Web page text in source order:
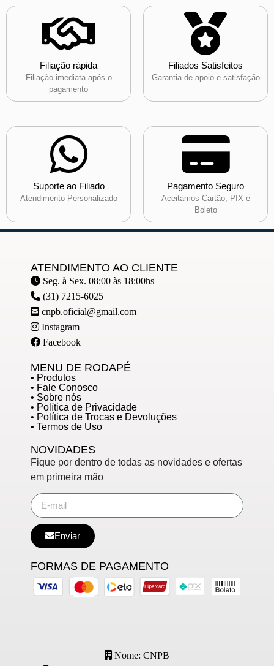
Filiação rápida
Filiação imediata após o
pagamento
Filiados Satisfeitos
Garantia de apoio e satisfação
Suporte ao Filiado
Atendimento Personalizado
Pagamento Seguro
Aceitamos Cartão, PIX e
Boleto
ATENDIMENTO AO CLIENTE
Seg. à Sex. 08:00 às 18:00hs
(31) 7215-6025
cnpb.oficial@gmail.com
Instagram
Facebook
MENU DE RODAPÉ
• Produtos
• Fale Conosco
• Sobre nós
• Política de Privacidade
• Política de Trocas e Devoluções
• Termos de Uso
NOVIDADES
Fique por dentro de todas as novidades e ofertas
em primeira mão
Enviar
FORMAS DE PAGAMENTO
Nome: CNPB